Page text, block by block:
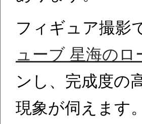
フィギュア撮影
ューブ 星海の
ンし、完成度の
現象が伺えます。